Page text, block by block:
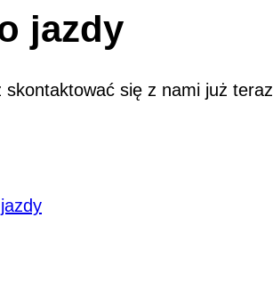
jazdy
się z nami już